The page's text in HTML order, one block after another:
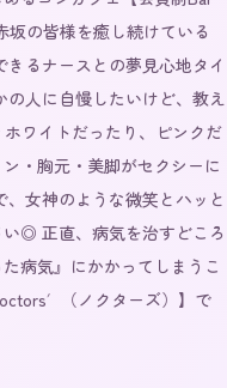
の皆様を癒し続けている
るナースとの夢見心地タイ
人に自慢したいけど、教え
ワイトだったり、ピンクだ
・胸元・美脚がセクシーに
女神のような微笑とハッと
◎ 正直、病気を治すどころ
病気』にかかってしまうこ
（ノクターズ）】で